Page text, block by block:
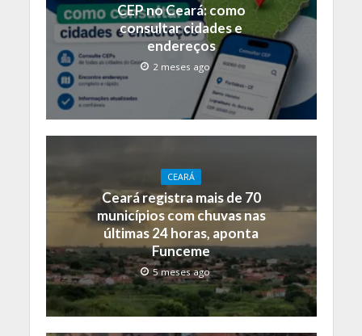
CEP no Ceará: como
consultar cidades e
endereços
2 meses ago
CEARÁ
Ceará registra mais de 70
municípios com chuvas nas
últimas 24 horas, aponta
Funceme
5 meses ago